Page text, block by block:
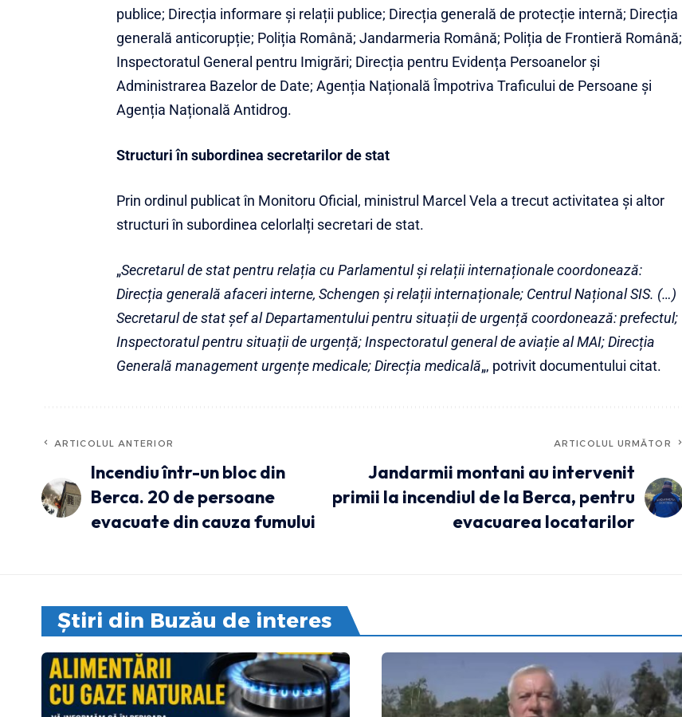
publice; Direcția informare și relații publice; Direcția generală de protecție internă; Direcția
generală anticorupție; Poliția Română; Jandarmeria Română; Poliția de Frontieră Română;
Inspectoratul General pentru Imigrări; Direcția pentru Evidența Persoanelor și
Administrarea Bazelor de Date; Agenția Națională Împotriva Traficului de Persoane și
Agenția Națională Antidrog.
Structuri în subordinea secretarilor de stat
Prin ordinul publicat în Monitoru Oficial, ministrul Marcel Vela a trecut activitatea și altor
structuri în subordinea celorlalți secretari de stat.
„Secretarul de stat pentru relația cu Parlamentul și relații internaționale coordonează:
Direcția generală afaceri interne, Schengen și relații internaționale; Centrul Național SIS. (…)
Secretarul de stat șef al Departamentului pentru situații de urgență coordonează: prefectul;
Inspectoratul pentru situații de urgență; Inspectoratul general de aviație al MAI; Direcția
Generală management urgențe medicale; Direcția medicală„, potrivit documentului citat.
ARTICOLUL ANTERIOR
Incendiu într-un bloc din
Berca. 20 de persoane
evacuate din cauza fumului
ARTICOLUL URMĂTOR
Jandarmii montani au intervenit
primii la incendiul de la Berca, pentru
evacuarea locatarilor
Știri din Buzău de interes